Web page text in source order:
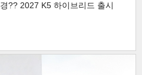
?? 2027 K5 하이브리드 출시